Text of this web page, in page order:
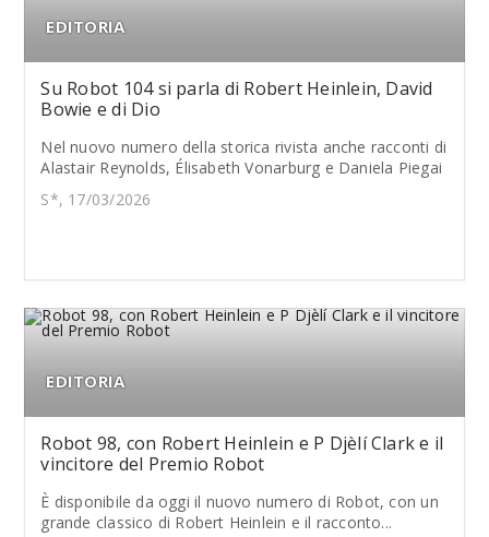
EDITORIA
Su Robot 104 si parla di Robert Heinlein, David
Bowie e di Dio
Nel nuovo numero della storica rivista anche racconti di
Alastair Reynolds, Élisabeth Vonarburg e Daniela Piegai
S*, 17/03/2026
EDITORIA
Robot 98, con Robert Heinlein e P Djèlí Clark e il
vincitore del Premio Robot
È disponibile da oggi il nuovo numero di Robot, con un
grande classico di Robert Heinlein e il racconto...